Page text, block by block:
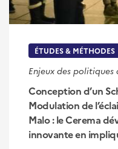
ÉTUDES & MÉTHODES
Enjeux des
Conception d’un
Modulation de
Malo : le Cerema
innovante en